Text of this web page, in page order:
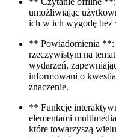
umożliwiając
ich w ich wygodę bez
** Powiadomienia **:
rzeczywistym na
wydarzeń,
informowani o
znaczenie.
** Funkcje
elementami
które towarzyszą